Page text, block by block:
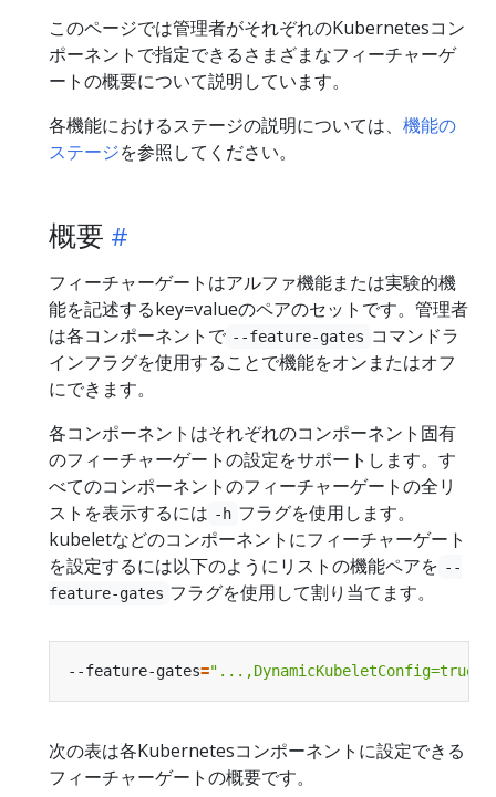
このページでは管理者がそれぞれのKubernetesコン
ポーネントで指定できるさまざまなフィーチャーゲ
ートの概要について説明しています。
各機能におけるステージの説明については、 機能の
ステージを参照してください。
概要
フィーチャーゲートはアルファ機能または実験的機
能を記述するkey=valueのペアのセットです。管理者
は各コンポーネントで --feature-gates コマンドラ
インフラグを使用することで機能をオンまたはオフ
にできます。
各コンポーネントはそれぞれのコンポーネント固有
のフィーチャーゲートの設定をサポートします。す
べてのコンポーネントのフィーチャーゲートの全リ
ストを表示するには -h フラグを使用します。
kubeletなどのコンポーネントにフィーチャーゲート
を設定するには以下のようにリストの機能ペアを --
feature-gates フラグを使用して割り当てます。
--feature-gates="...,DynamicKubeletConfig=true"
次の表は各Kubernetesコンポーネントに設定できる
フィーチャーゲートの概要です。